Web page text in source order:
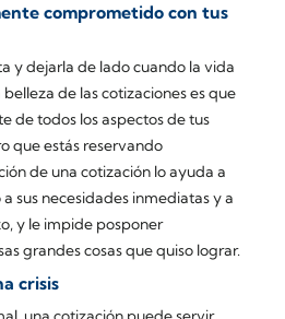
comprometido con tus
y dejarla de lado cuando la vida
de las cotizaciones es que
de todos los aspectos de tus
que estás reservando
de una cotización lo ayuda a
sus necesidades inmediatas y a
y le impide posponer
grandes cosas que quiso lograr.
crisis